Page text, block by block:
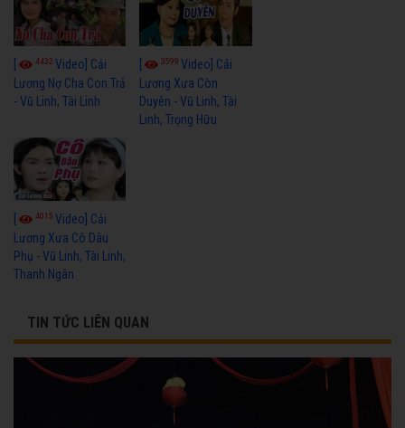
4432 Video] Cải
Lương Nợ Cha Con Trả
- Vũ Linh, Tài Linh
3599Video] Cải
Lương Xưa Còn
Duyên - Vũ Linh, Tài
Linh, Trọng Hữu
[ 4015 Video] Cải
Lương Xưa Cô Dâu
Phụ - Vũ Linh, Tài Linh,
Thanh Ngân
TIN TỨC LIÊN QUAN